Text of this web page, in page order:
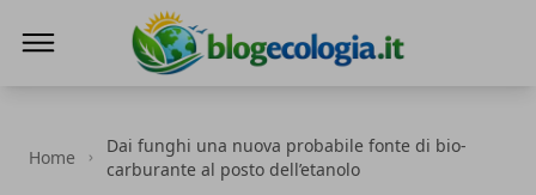
Home
Dai funghi una nuova probabile fonte di bio-
carburante al posto dell’etanolo